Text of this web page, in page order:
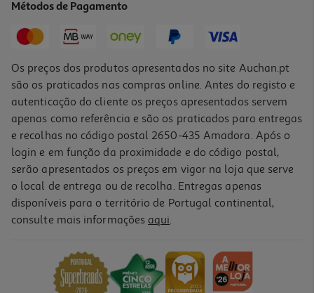
Calculadora Polegar Básica 8 Digitos
Métodos de Pagamento
Os preços dos produtos apresentados no site Auchan.pt
são os praticados nas compras online. Antes do registo e
autenticação do cliente os preços apresentados servem
apenas como referência e são os praticados para entregas
e recolhas no código postal 2650-435 Amadora. Após o
login e em função da proximidade e do código postal,
serão apresentados os preços em vigor na loja que serve
o local de entrega ou de recolha. Entregas apenas
disponíveis para o território de Portugal continental,
consulte mais informações aqui.